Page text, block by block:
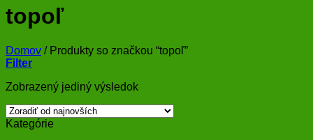
topoľ
Domov /Produkty so značkou “topoľ”
Filter
Zobrazený jediný výsledok
Kategórie